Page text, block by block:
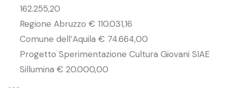
162.255,20
Regione Abruzzo € 110.031,16
Comune dell’Aquila € 74.664,00
Progetto Sperimentazione Cultura Giovani SIAE
Sillumina € 20.000,00